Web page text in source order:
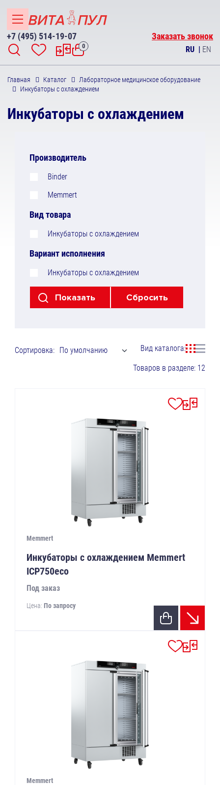
+7 (495) 514-19-07 Заказать звонок
0 RU | EN
Главная Каталог
Лабораторное медицинское оборудование
Инкубаторы с охлаждением
Инкубаторы с охлаждением
Производитель
Binder
Memmert
Вид товара
Инкубаторы с охлаждением
Вариант исполнения
Инкубаторы с охлаждением
Сортировка: По умолчанию
Товаров в разделе: 12
Вид каталога:
Memmert
Инкубаторы с охлаждением Memmert
ICP750eco
Под заказ
Цена: По запросу
Memmert